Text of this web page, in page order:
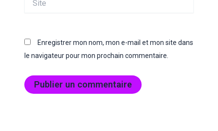
Enregistrer mon nom, mon e-mail et mon site dans
le navigateur pour mon prochain commentaire.